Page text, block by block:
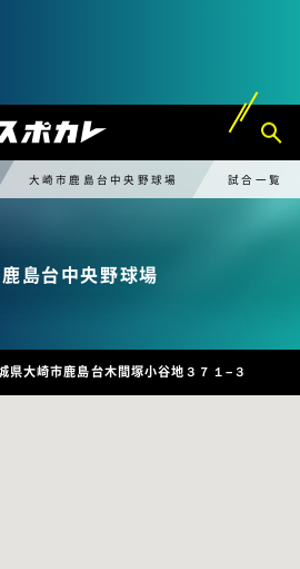
大崎市鹿島台中央野球場 試合一覧
島台中央野球場
大崎市鹿島台木間塚小谷地３７１−３